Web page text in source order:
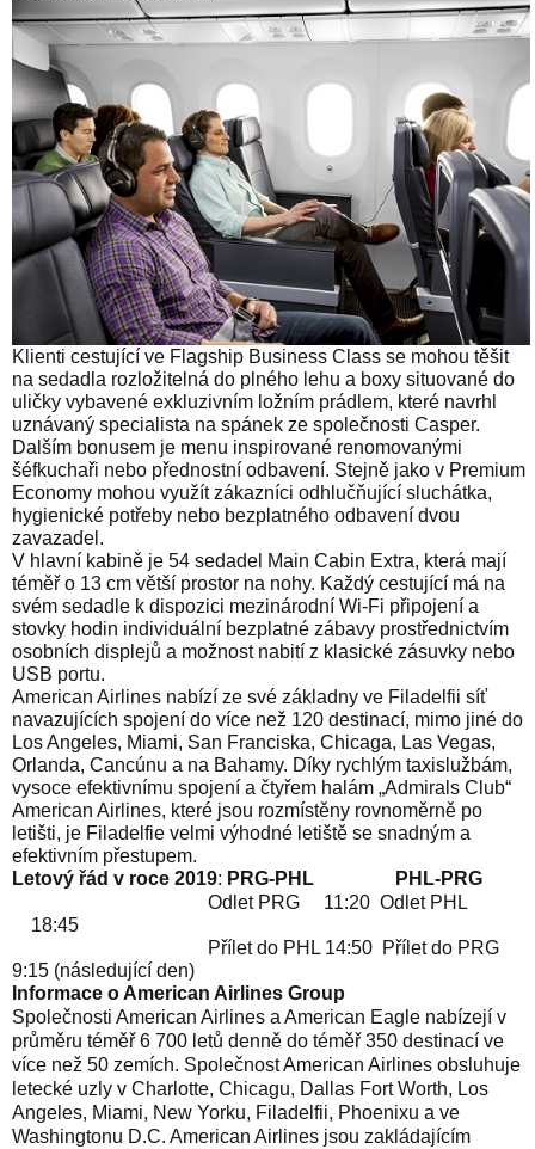
Klienti cestující ve Flagship Business Class se mohou těšit
na sedadla rozložitelná do plného lehu a boxy situované do
uličky vybavené exkluzivním ložním prádlem, které navrhl
uznávaný specialista na spánek ze společnosti Casper.
Dalším bonusem je menu inspirované renomovanými
šéfkuchaři nebo přednostní odbavení. Stejně jako v Premium
Economy mohou využít zákazníci odhlučňující sluchátka,
hygienické potřeby nebo bezplatného odbavení dvou
zavazadel.
V hlavní kabině je 54 sedadel Main Cabin Extra, která mají
téměř o 13 cm větší prostor na nohy. Každý cestující má na
svém sedadle k dispozici mezinárodní Wi-Fi připojení a
stovky hodin individuální bezplatné zábavy prostřednictvím
osobních displejů a možnost nabití z klasické zásuvky nebo
USB portu.
American Airlines nabízí ze své základny ve Filadelfii síť
navazujících spojení do více než 120 destinací, mimo jiné do
Los Angeles, Miami, San Franciska, Chicaga, Las Vegas,
Orlanda, Cancúnu a na Bahamy. Díky rychlým taxislužbám,
vysoce efektivnímu spojení a čtyřem halám „Admirals Club“
American Airlines, které jsou rozmístěny rovnoměrně po
letišti, je Filadelfie velmi výhodné letiště se snadným a
efektivním přestupem.
Letový řád v roce 2019: PRG-PHL
PHL-PRG
Odlet PRG
11:20 Odlet PHL
18:45
Přílet do PHL 14:50 Přílet do PRG
9:15 (následující den)
Informace o American Airlines Group
Společnosti American Airlines a American Eagle nabízejí v
průměru téměř 6 700 letů denně do téměř 350 destinací ve
více než 50 zemích. Společnost American Airlines obsluhuje
letecké uzly v Charlotte, Chicagu, Dallas Fort Worth, Los
Angeles, Miami, New Yorku, Filadelfii, Phoenixu a ve
Washingtonu D.C. American Airlines jsou zakládajícím